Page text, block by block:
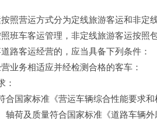
营运方式分为定线旅游客运和非定线
车客运管理，非定线旅游客运按照包
客运经营的，应当具备下列条件：
务相适应并经检测合格的客车：
国家标准《营运车辆综合性能要求和
荷及质量符合国家标准《道路车辆外